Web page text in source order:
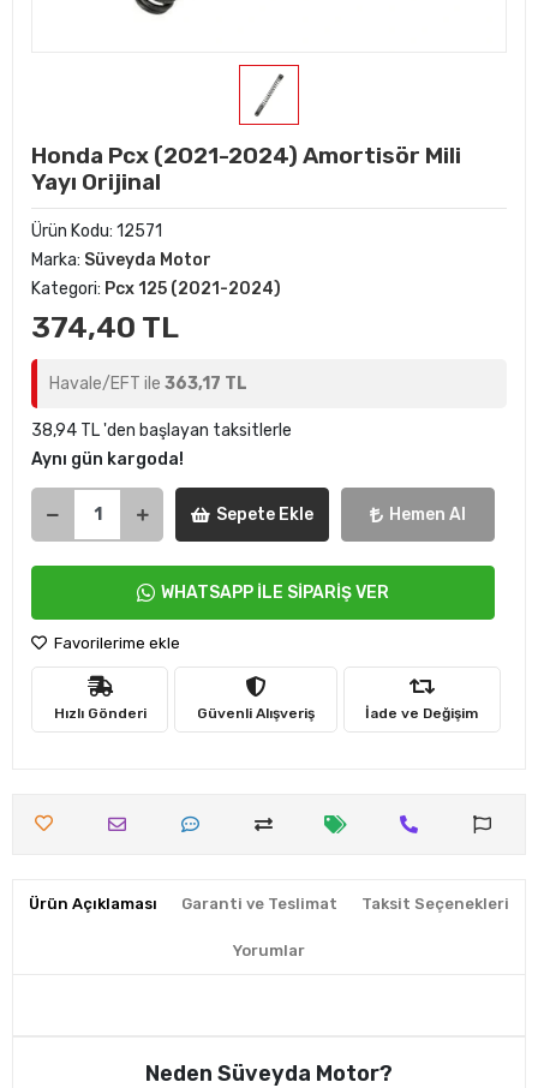
Honda Pcx (2021-2024) Amortisör Mili
Yayı Orijinal
Ürün Kodu: 12571
Marka: Süveyda Motor
Kategori: Pcx 125 (2021-2024)
374,40 TL
Havale/EFT ile 363,17 TL
38,94 TL 'den başlayan taksitlerle
Aynı gün kargoda!
Sepete Ekle Hemen Al
WHATSAPP İLE SİPARİŞ VER
Favorilerime ekle
Hızlı Gönderi Güvenli Alışveriş İade ve Değişim
Ürün Açıklaması Garanti ve Teslimat Taksit Seçenekleri
Yorumlar
Neden Süveyda Motor?